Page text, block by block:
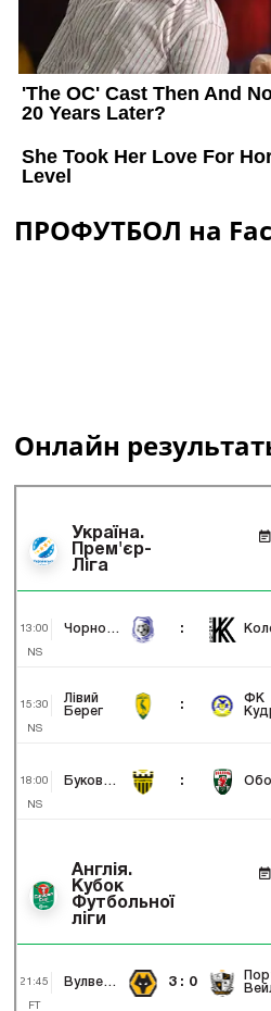
ПРОФУТБОЛ на
Онлайн